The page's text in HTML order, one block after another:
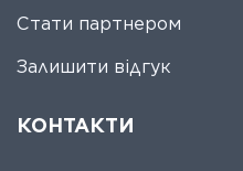
Стати партнером
Залишити відгук
КОНТАКТИ